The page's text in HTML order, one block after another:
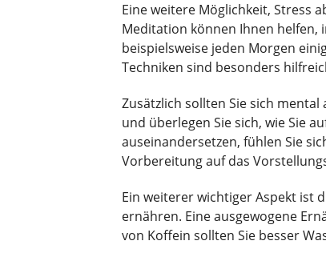
Eine weitere Möglichkeit, Stress
Meditation können Ihnen helfen,
beispielsweise jeden Morgen
Techniken sind besonders
Zusätzlich sollten Sie sich
und überlegen Sie sich, wie Sie
auseinandersetzen, fühlen Sie
Vorbereitung auf das
Ein weiterer wichtiger Aspekt ist
ernähren. Eine ausgewogene
von Koffein sollten Sie besser